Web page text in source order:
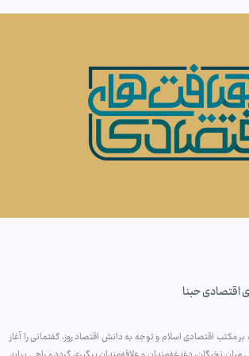
اقتصادی حبنا
مکتب اقتصادی اسلام و توجه به دانش اقتصاد روز، گفتمانی را آغاز